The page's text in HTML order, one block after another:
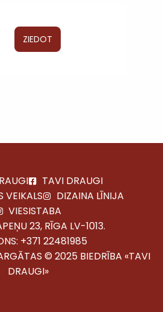
ZIEDOT
TAVI DRAUGI
VEIKALS
DIZAINA LĪNIJA
VIESISTABA
23, RĪGA LV-1013.
+371 22481985
© 2025 BIEDRĪBA «TAVI
DRAUGI»